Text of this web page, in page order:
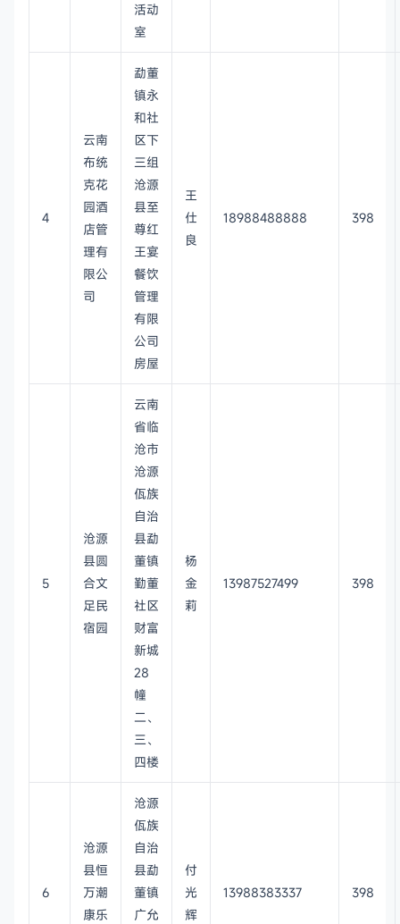
活动
室
4
云南
布统
克花
园酒
店管
理有
限公
司
勐董
镇永
和社
区下
三组
沧源
县至
尊红
王宴
餐饮
管理
有限
公司
房屋
王
仕
良
18988488888 398
5
沧源
县圆
合文
足民
宿园
云南
省临
沧市
沧源
佤族
自治
县勐
董镇
勤董
社区
财富
新城
28
幢
二、
三、
四楼
杨
金
莉
13987527499 398
6
沧源
县恒
万潮
康乐
沧源
佤族
自治
县勐
董镇
广允
付
光
辉
13988383337 398